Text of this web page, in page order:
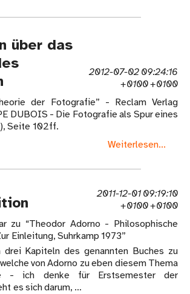
über das
2012-07-02 09:24:16
+0100 +0100
der Fotografie” - Reclam Verlag
DUBOIS - Die Fotografie als Spur eines
Seite 102ff.
Weiterlesen...
2011-12-01 09:19:10
+0100 +0100
zu “Theodor Adorno - Philosophische
Einleitung, Suhrkamp 1973”
Kapiteln des genannten Buches zu
von Adorno zu eben diesem Thema
- ich denke für Erstsemester der
es sich darum, …